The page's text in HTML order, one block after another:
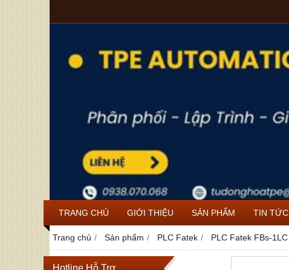
TRANG CHỦ GIỚI THIỆU SẢN PHẨM TIN TỨC
Trang chủ Sản phẩm PLC Fatek PLC Fatek FBs-1LC
Hotline Hỗ Trợ